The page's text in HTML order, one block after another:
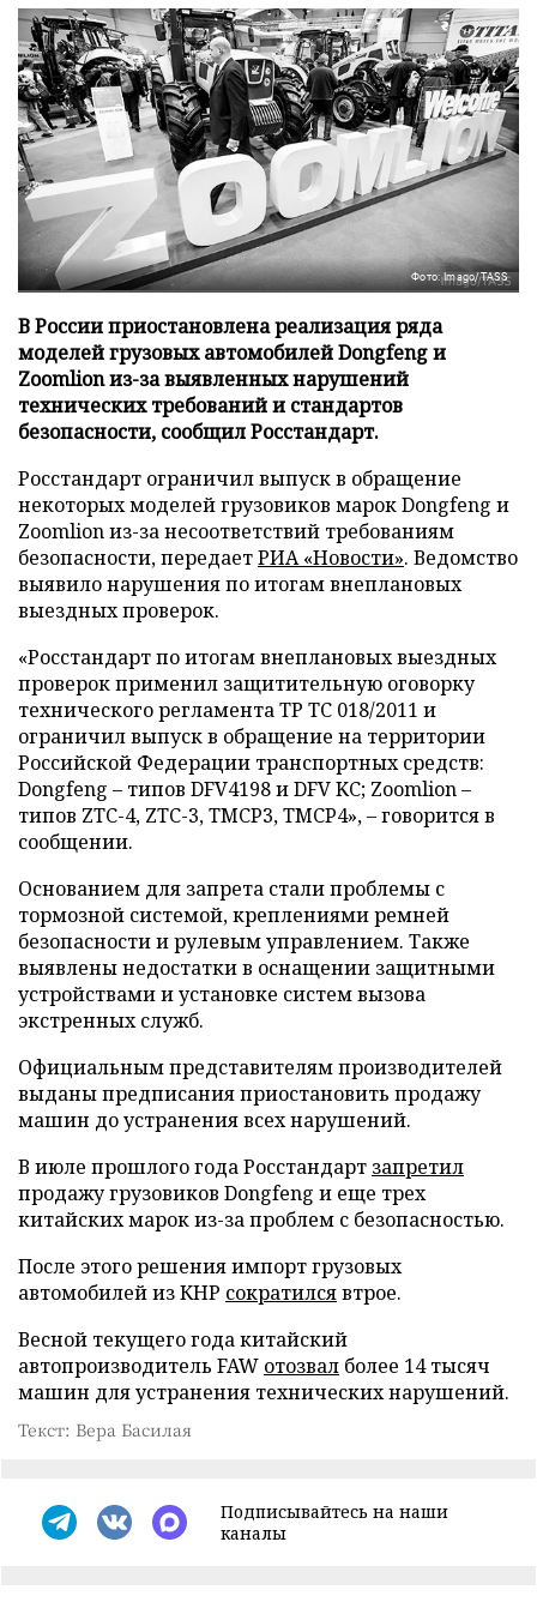
Фото: Imago/TASS
В России приостановлена реализация ряда
моделей грузовых автомобилей Dongfeng и
Zoomlion из-за выявленных нарушений
технических требований и стандартов
безопасности, сообщил Росстандарт.
Росстандарт ограничил выпуск в обращение
некоторых моделей грузовиков марок Dongfeng и
Zoomlion из-за несоответствий требованиям
безопасности, передаетРИА «Новости». Ведомство
выявило нарушения по итогам внеплановых
выездных проверок.
«Росстандарт по итогам внеплановых выездных
проверок применил защитительную оговорку
технического регламента ТР ТС 018/2011 и
ограничил выпуск в обращение на территории
Российской Федерации транспортных средств:
Dongfeng – типов DFV4198 и DFV KC; Zoomlion –
типов ZTC-4, ZTC-3, TMCP3, TMCP4», – говорится в
сообщении.
Основанием для запрета стали проблемы с
тормозной системой, креплениями ремней
безопасности и рулевым управлением. Также
выявлены недостатки в оснащении защитными
устройствами и установке систем вызова
экстренных служб.
Официальным представителям производителей
выданы предписания приостановить продажу
машин до устранения всех нарушений.
В июле прошлого года Росстандарт запретил
продажу грузовиков Dongfeng и еще трех
китайских марок из-за проблем с безопасностью.
После этого решения импорт грузовых
автомобилей из КНР сократилсявтрое.
Весной текущего года китайский
автопроизводитель FAW отозвал более 14 тысяч
машин для устранения технических нарушений.
Текст: Вера Басилая
Подписывайтесь на наши
каналы